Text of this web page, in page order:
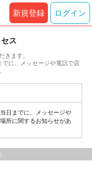
新規登録 ログイン
ス
ます。
に、メッセージや電話で店
日までに、メッセージや
所に関するお知らせがあ